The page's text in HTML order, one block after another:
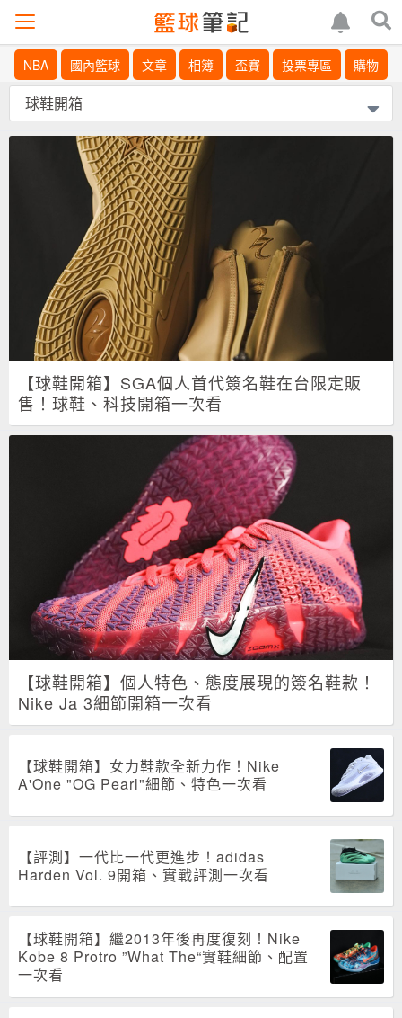
NBA 國內籃球 文章 相簿 盃賽 投票專區 購物
【球鞋開箱】SGA個人首代簽名鞋在台限定販
售！球鞋、科技開箱一次看
【球鞋開箱】個人特色、態度展現的簽名鞋款！
Nike Ja 3細節開箱一次看
【球鞋開箱】女力鞋款全新力作！Nike
A'One "OG Pearl"細節、特色一次看
【評測】一代比一代更進步！adidas
Harden Vol. 9開箱、實戰評測一次看
【球鞋開箱】繼2013年後再度復刻！Nike
Kobe 8 Protro ”What The“實鞋細節、配置
一次看